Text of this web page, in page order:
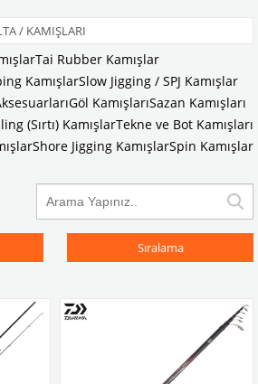
/ KAMIŞLARI
Tai Rubber Kamışlar
KamışlarSlow Jigging / SPJ Kamışlar
Göl KamışlarıSazan Kamışları
(Sırtı) KamışlarTekne ve Bot Kamışları
Shore Jigging KamışlarSpin Kamışlar
Sıralama